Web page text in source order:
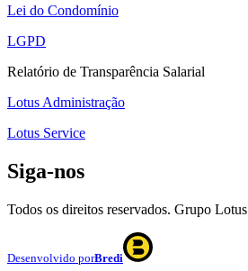
Lei do Condomínio
LGPD
Relatório de Transparência Salarial
Lotus Administração
Lotus Service
Siga-nos
Todos os direitos reservados. Grupo Lotus
Desenvolvido porBredi